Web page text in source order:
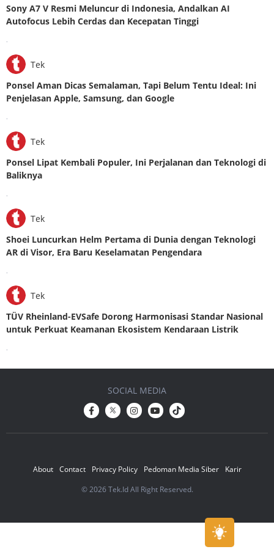
Sony A7 V Resmi Meluncur di Indonesia, Andalkan AI
Autofocus Lebih Cerdas dan Kecepatan Tinggi
.
Tek
Ponsel Aman Dicas Semalaman, Tapi Belum Tentu Ideal: Ini
Penjelasan Apple, Samsung, dan Google
.
Tek
Ponsel Lipat Kembali Populer, Ini Perjalanan dan Teknologi di
Baliknya
.
Tek
Shoei Luncurkan Helm Pertama di Dunia dengan Teknologi
AR di Visor, Era Baru Keselamatan Pengendara
.
Tek
TÜV Rheinland-EVSafe Dorong Harmonisasi Standar Nasional
untuk Perkuat Keamanan Ekosistem Kendaraan Listrik
.
About Contact Privacy Policy Pedoman Media Siber
Karir
© 2026 Tek.Id All Right Reserved.
SOCIAL MEDIA